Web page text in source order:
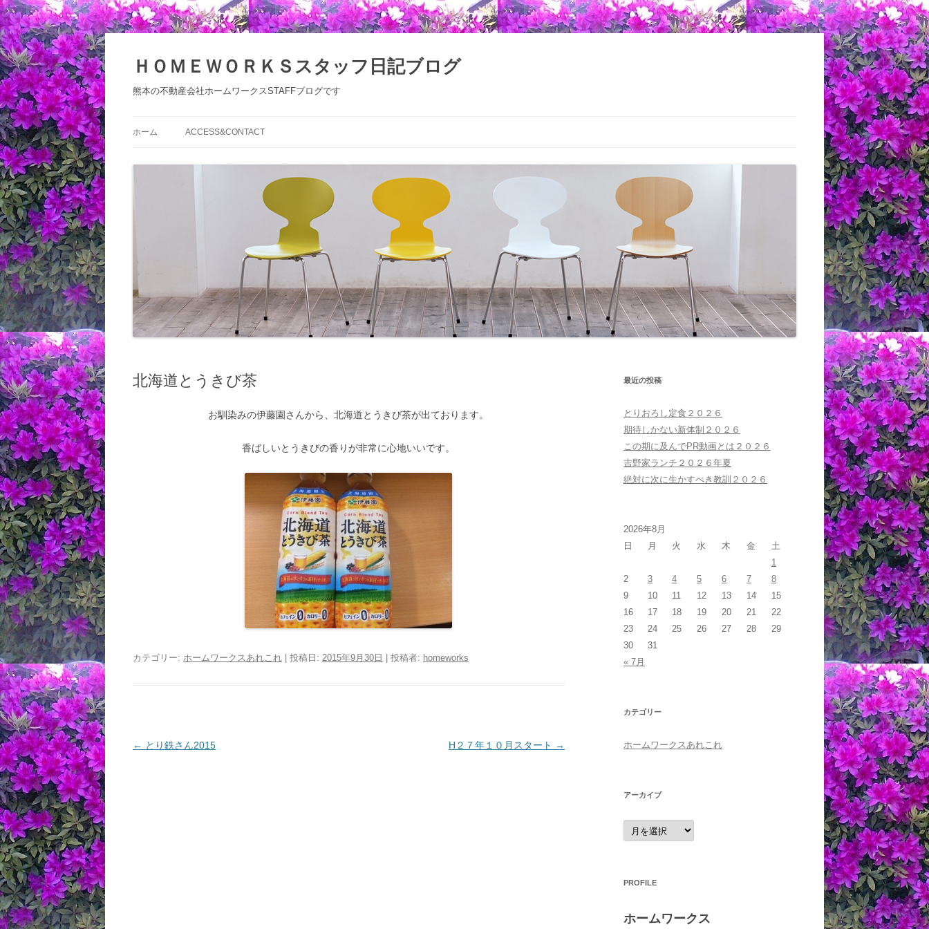
ン
ツ
へ
ス
ＨＯＭＥＷＯＲＫＳスタッフ日記ブログ
熊本の不動産会社ホームワークスSTAFFブログです
ホーム ACCESS&CONTACT
北海道とうきび茶
お馴染みの伊藤園さんから、北海道とうきび茶が出ております。
香ばしいとうきびの香りが非常に心地いいです。
カテゴリー: ホームワークスあれこれ | 投稿日: 2015年9月30日 投稿者: homeworks
投
← とり鉄さん2015 H２７年１０月スタート →
最近の投稿
とりおろし定食２０２６
期待しかない新体制２０２６
この期に及んでPR動画とは２０２６
吉野家ランチ２０２６年夏
絶対に次に生かすべき教訓２０２６
2026年8月
日
月 火 水 木 金
土
1
2
3 4 5 6 7
8
9
10 11 12 13 14
15
16
17 18 19 20 21
22
23
24 25 26 27 28
29
30
31
« 7月
カテゴリー
ホームワークスあれこれ
アーカイブ
ア
ー
カ
PROFILE
ホームワークス